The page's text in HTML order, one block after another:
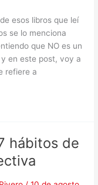
esos libros que leí
se lo menciona
que NO es un
en este post, voy a
refiere a
hábitos de